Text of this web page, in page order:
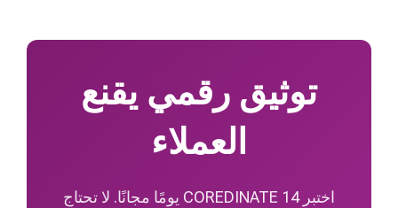
توثيق رقمي يقنع
العملاء
اختبر COREDINATE 14 يومًا مجانًا. لا تحتاج